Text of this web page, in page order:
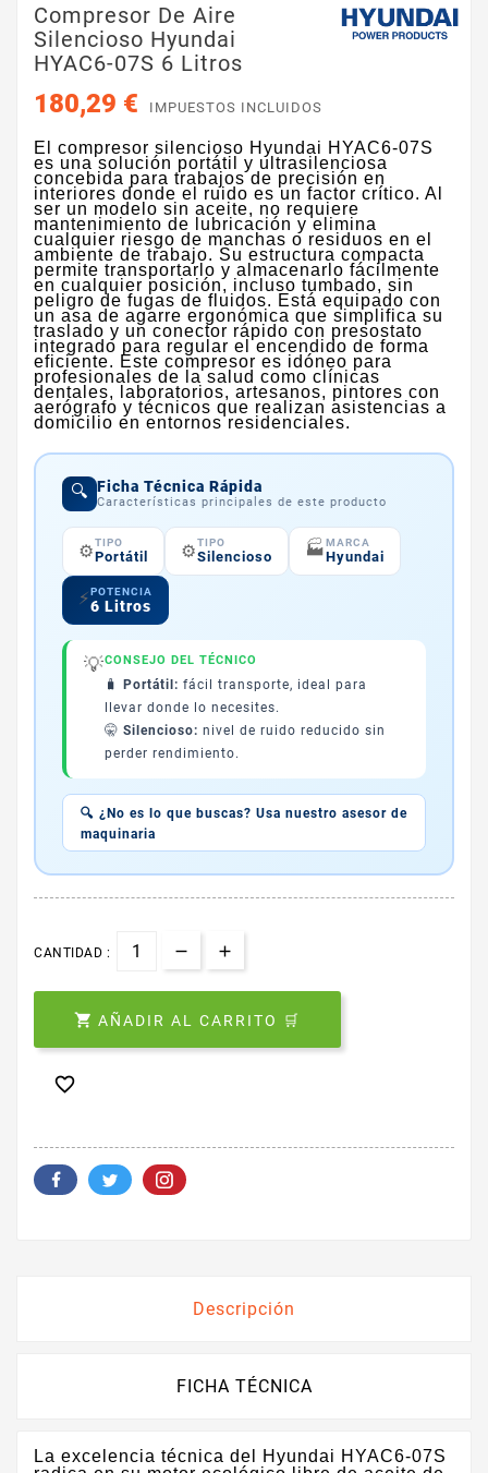
Compresor De Aire
Silencioso Hyundai
HYAC6-07S 6 Litros
180,29 € IMPUESTOS INCLUIDOS
El compresor silencioso Hyundai HYAC6-07S
es una solución portátil y ultrasilenciosa
concebida para trabajos de precisión en
interiores donde el ruido es un factor crítico. Al
ser un modelo sin aceite, no requiere
mantenimiento de lubricación y elimina
cualquier riesgo de manchas o residuos en el
ambiente de trabajo. Su estructura compacta
permite transportarlo y almacenarlo fácilmente
en cualquier posición, incluso tumbado, sin
peligro de fugas de fluidos. Está equipado con
un asa de agarre ergonómica que simplifica su
traslado y un conector rápido con presostato
integrado para regular el encendido de forma
eficiente. Este compresor es idóneo para
profesionales de la salud como clínicas
dentales, laboratorios, artesanos, pintores con
aerógrafo y técnicos que realizan asistencias a
domicilio en entornos residenciales.
🔍 Ficha Técnica Rápida
Características principales de este producto
⚙️TIPO
Portátil ⚙️TIPO
Silencioso 🏭MARCA
Hyundai
⚡POTENCIA
6 Litros
💡CONSEJO DEL TÉCNICO
🧳 Portátil: fácil transporte, ideal para
llevar donde lo necesites.
🤫 Silencioso: nivel de ruido reducido sin
perder rendimiento.
🔍 ¿No es lo que buscas? Usa nuestro asesor de
maquinaria
CANTIDAD :
 AÑADIR AL CARRITO 🛒

Descripción
FICHA TÉCNICA
La excelencia técnica del Hyundai HYAC6-07S